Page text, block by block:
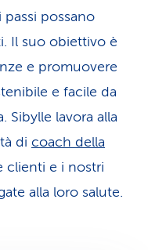
possano
Il suo obiettivo è
e promuovere
e facile da
Sibylle lavora alla
di coach della
clienti e i nostri
alla loro salute.